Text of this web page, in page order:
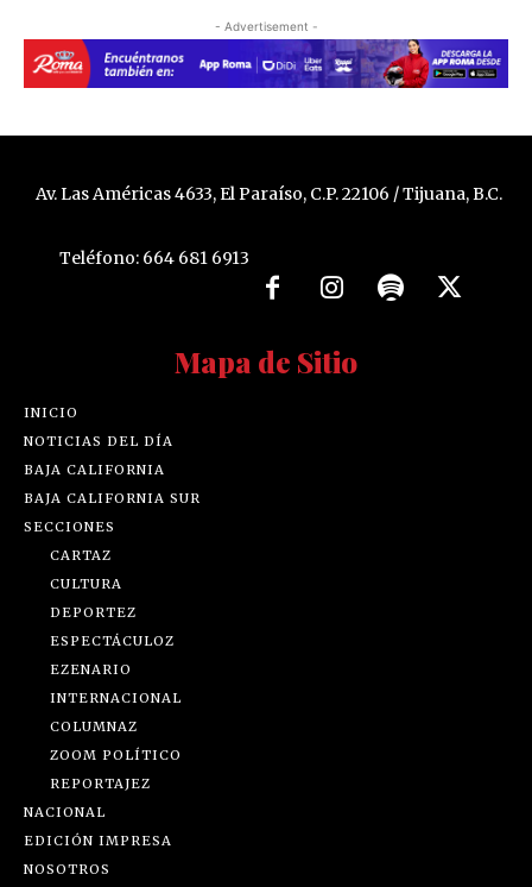
- Advertisement -
Av. Las Américas 4633, El Paraíso, C.P. 22106 / Tijuana, B.C.
Teléfono: 664 681 6913
Mapa de Sitio
INICIO
NOTICIAS DEL DÍA
BAJA CALIFORNIA
BAJA CALIFORNIA SUR
SECCIONES
CARTAZ
CULTURA
DEPORTEZ
ESPECTÁCULOZ
EZENARIO
INTERNACIONAL
COLUMNAZ
ZOOM POLÍTICO
REPORTAJEZ
NACIONAL
EDICIÓN IMPRESA
NOSOTROS